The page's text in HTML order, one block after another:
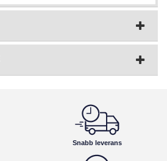
Snabb leverans